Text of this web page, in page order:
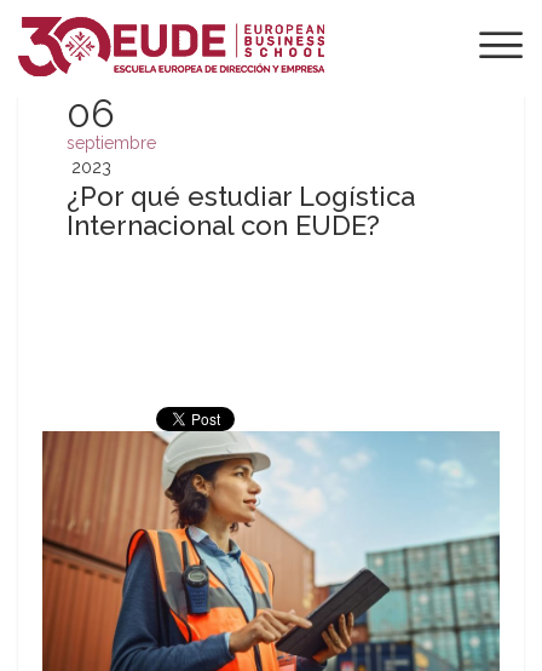
06
septiembre
2023
¿Por qué estudiar Logística
Internacional con EUDE?